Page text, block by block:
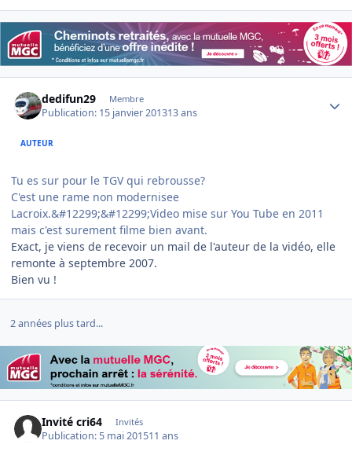
dedifun29 Membre
Publication: 15 janvier 201313 ans
AUTEUR
Tu es sur pour le TGV qui rebrousse?
C'est une rame non modernisee
Lacroix.&#12299;&#12299;Video mise sur You Tube en 2011
mais c'est surement filme bien avant.
Exact, je viens de recevoir un mail de l'auteur de la vidéo, elle
remonte à septembre 2007.
Bien vu !
2 années plus tard...
Invité cri64 Invités
Publication: 5 mai 201511 ans